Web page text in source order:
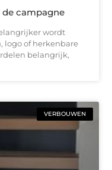
de campagne
wordt
logo of herkenbare
belangrijk,
VERBOUWEN